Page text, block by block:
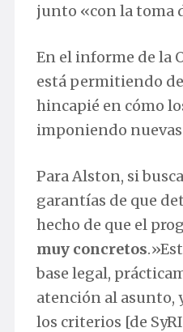
junto «con la toma
En el informe de la
está permitiendo
hincapié en cómo
imponiendo
Para Alston, si
garantías de que
hecho de que el
muy concretos
base legal,
atención al asunto,
los criterios [de